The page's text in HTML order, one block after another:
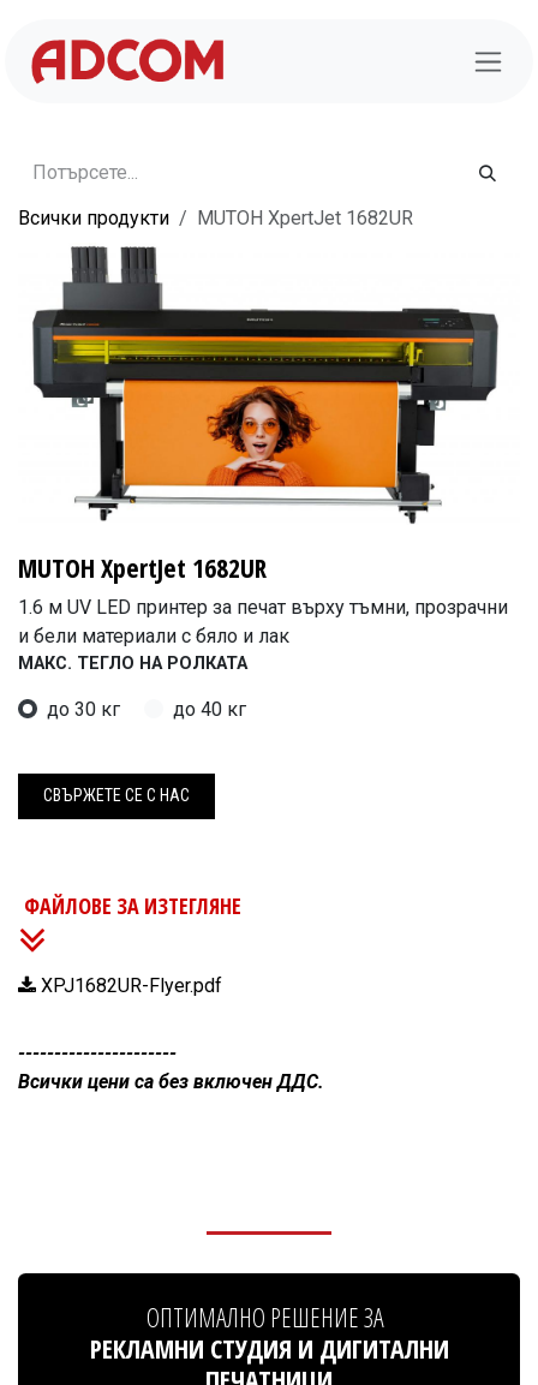
Всички продукти MUTOH XpertJet 1682UR
MUTOH XpertJet 1682UR
1.6 м UV LED принтер за печат върху тъмни, прозрачни
и бели материали с бяло и лак
МАКС. ТЕГЛО НА РОЛКАТА
до 30 кг до 40 кг
СВЪРЖЕТ​Е СЕ С НАС
ФАЙЛОВЕ ЗА ИЗТЕГЛЯНЕ
XPJ1682UR-Flyer.pdf
----------------------
Всички цени са без включен ДДС.
ОПТИМАЛНО РЕШЕНИЕ ЗА
РЕКЛАМНИ СТУДИЯ И ДИГИТАЛНИ